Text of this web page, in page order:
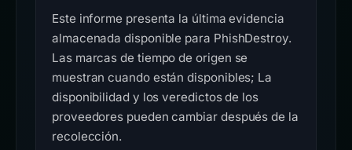
Este informe presenta la última evidencia
almacenada disponible para PhishDestroy.
Las marcas de tiempo de origen se
muestran cuando están disponibles; La
disponibilidad y los veredictos de los
proveedores pueden cambiar después de la
recolección.